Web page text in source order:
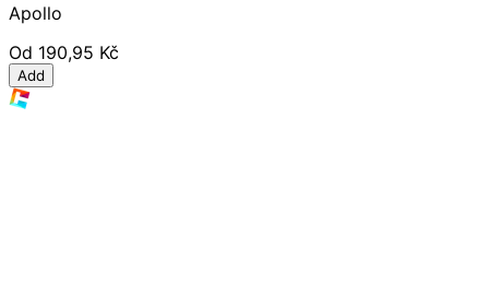
Apollo
Od 190,95 Kč
Add